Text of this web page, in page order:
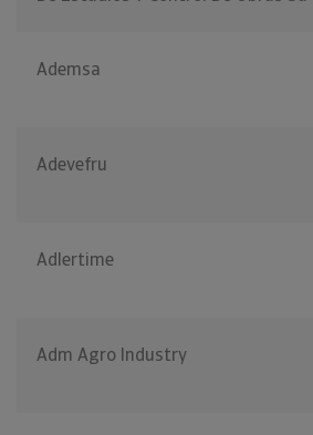
Ademsa
Adevefru
Adlertime
Adm Agro Industry